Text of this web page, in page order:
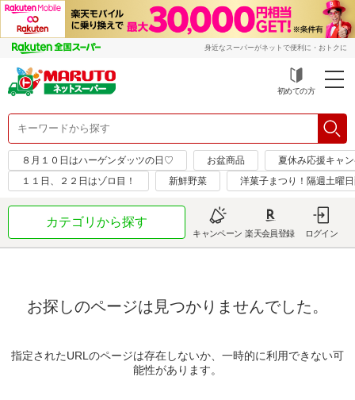
身近なスーパーがネットで便利に・おトクに
初めての方
８月１０日はハーゲンダッツの日♡ お盆商品
夏休み応援キャ
１１日、２２日はゾロ目！
新鮮野菜 洋菓子まつり！隔週土曜
カテゴリから探す
キャンペーン 楽天会員登録 ログイン
お探しのページは見つかりませんでした。
指定されたURLのページは存在しないか、一時的に利用できない可
能性があります。